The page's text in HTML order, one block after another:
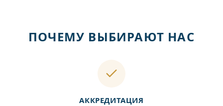
ПОЧЕМУ ВЫБИРАЮТ НАС
АККРЕДИТАЦИЯ